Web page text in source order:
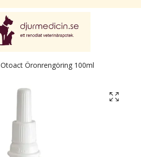
Otoact Öronrengöring 100ml